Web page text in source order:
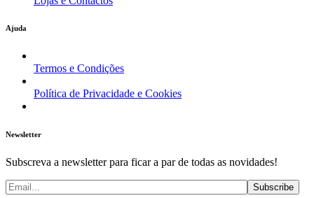
Ajuda
Termos e Condições
Política de Privacidade e Cookies
Newsletter
Subscreva a newsletter para ficar a par de todas as novidades!